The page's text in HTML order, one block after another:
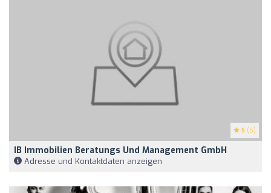
5 (5)
IB Immobilien Beratungs Und Management GmbH
Adresse und Kontaktdaten anzeigen